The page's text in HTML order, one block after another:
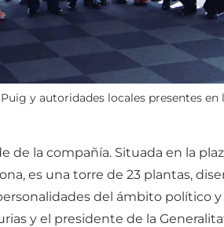
y autoridades locales presentes en
de la compañía. Situada en la
es una torre de 23 plantas,
del ámbito político
y el presidente de la